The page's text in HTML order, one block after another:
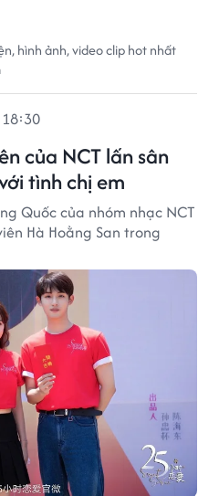
hình ảnh, video clip hot nhất
của NCT lấn sân
tình chị em
Quốc của nhóm nhạc NCT
Hà Hoằng San trong